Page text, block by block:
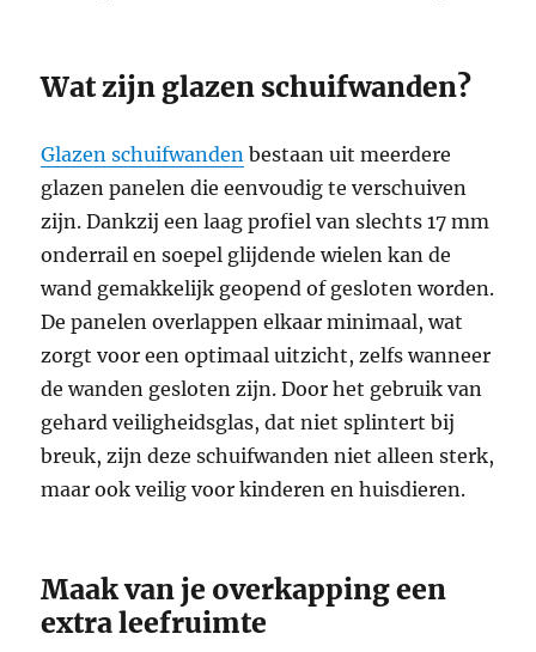
Wat zijn glazen schuifwanden?
Glazen schuifwanden bestaan uit meerdere
glazen panelen die eenvoudig te verschuiven
zijn. Dankzij een laag profiel van slechts 17 mm
onderrail en soepel glijdende wielen kan de
wand gemakkelijk geopend of gesloten worden.
De panelen overlappen elkaar minimaal, wat
zorgt voor een optimaal uitzicht, zelfs wanneer
de wanden gesloten zijn. Door het gebruik van
gehard veiligheidsglas, dat niet splintert bij
breuk, zijn deze schuifwanden niet alleen sterk,
maar ook veilig voor kinderen en huisdieren.
Maak van je overkapping een
extra leefruimte